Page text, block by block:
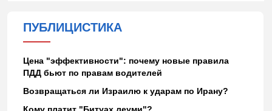
ПУБЛИЦИСТИКА
Цена "эффективности": почему новые правила
ПДД бьют по правам водителей
Возвращаться ли Израилю к ударам по Ирану?